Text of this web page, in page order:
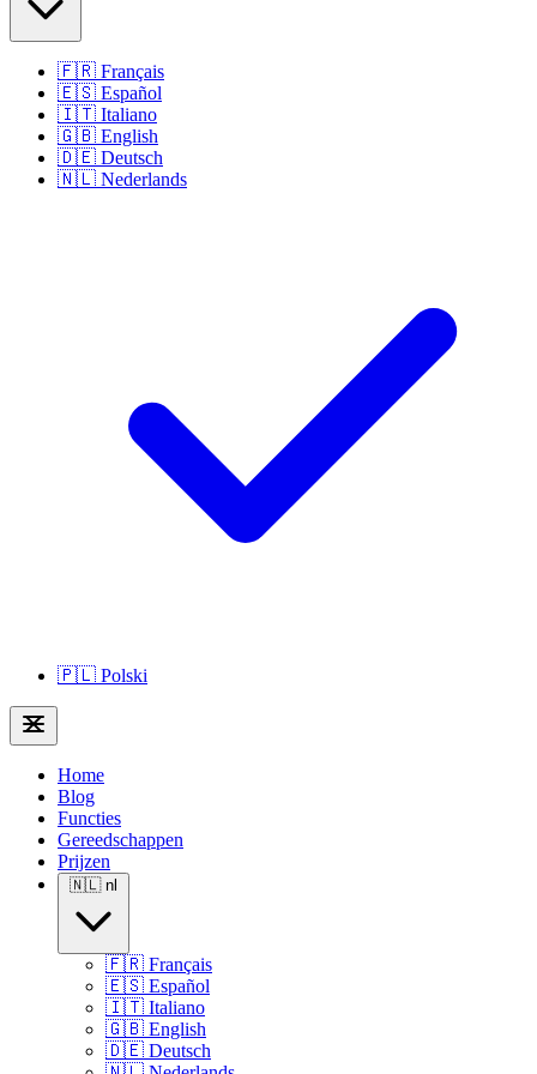
🇫🇷 Français
🇪🇸 Español
🇮🇹 Italiano
🇬🇧 English
🇩🇪 Deutsch
🇳🇱 Nederlands
🇵🇱 Polski
Home
Blog
Functies
Gereedschappen
Prijzen
🇳🇱 nl
🇫🇷 Français
🇪🇸 Español
🇮🇹 Italiano
🇬🇧 English
🇩🇪 Deutsch